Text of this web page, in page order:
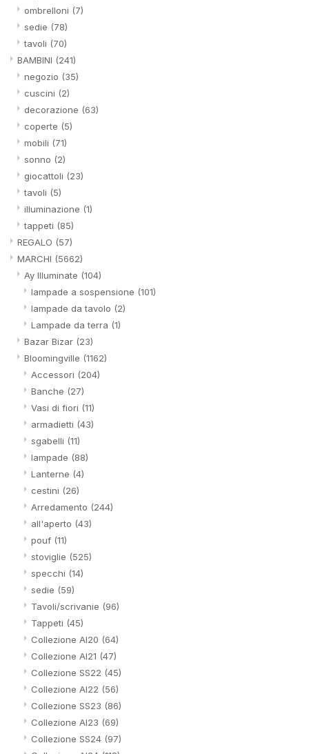
ombrelloni (7)
sedie (78)
tavoli (70)
BAMBINI (241)
negozio (35)
cuscini (2)
decorazione (63)
coperte (5)
mobili (71)
sonno (2)
giocattoli (23)
tavoli (5)
illuminazione (1)
tappeti (85)
REGALO (57)
MARCHI (5662)
Ay Illuminate (104)
lampade a sospensione (101)
lampade da tavolo (2)
Lampade da terra (1)
Bazar Bizar (23)
Bloomingville (1162)
Accessori (204)
Banche (27)
Vasi di fiori (11)
armadietti (43)
sgabelli (11)
lampade (88)
Lanterne (4)
cestini (26)
Arredamento (244)
all'aperto (43)
pouf (11)
stoviglie (525)
specchi (14)
sedie (59)
Tavoli/scrivanie (96)
Tappeti (45)
Collezione AI20 (64)
Collezione AI21 (47)
Collezione SS22 (45)
Collezione AI22 (56)
Collezione SS23 (86)
Collezione AI23 (69)
Collezione SS24 (97)